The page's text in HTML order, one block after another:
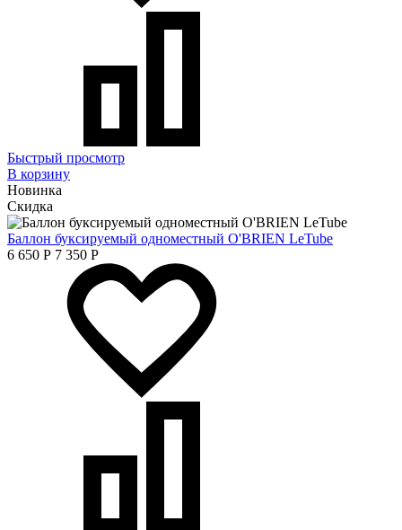
Быстрый просмотр
В корзину
Новинка
Скидка
Баллон буксируемый одноместный O'BRIEN LeTube
6 650 Р 7 350 Р